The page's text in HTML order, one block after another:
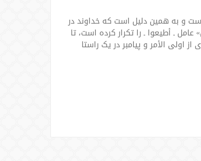
است و به همین دلیل است که خداوند در
ـ أطیعوا ـ را تکرار کرده است، تا
اولی الأمر و پیامبر در یک راستا